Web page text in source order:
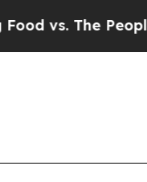
The People. Big